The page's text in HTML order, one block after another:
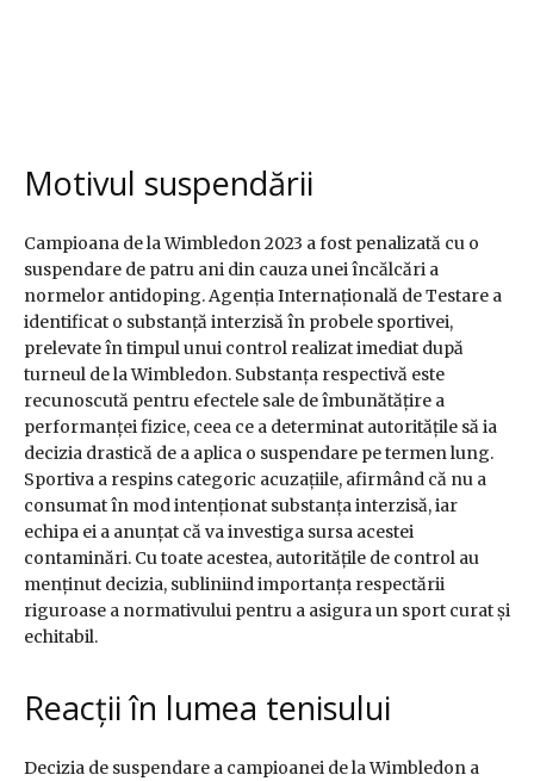
Motivul suspendării
Campioana de la Wimbledon 2023 a fost penalizată cu o
suspendare de patru ani din cauza unei încălcări a
normelor antidoping. Agenția Internațională de Testare a
identificat o substanță interzisă în probele sportivei,
prelevate în timpul unui control realizat imediat după
turneul de la Wimbledon. Substanța respectivă este
recunoscută pentru efectele sale de îmbunătățire a
performanței fizice, ceea ce a determinat autoritățile să ia
decizia drastică de a aplica o suspendare pe termen lung.
Sportiva a respins categoric acuzațiile, afirmând că nu a
consumat în mod intenționat substanța interzisă, iar
echipa ei a anunțat că va investiga sursa acestei
contaminări. Cu toate acestea, autoritățile de control au
menținut decizia, subliniind importanța respectării
riguroase a normativului pentru a asigura un sport curat și
echitabil.
Reacții în lumea tenisului
Decizia de suspendare a campioanei de la Wimbledon a